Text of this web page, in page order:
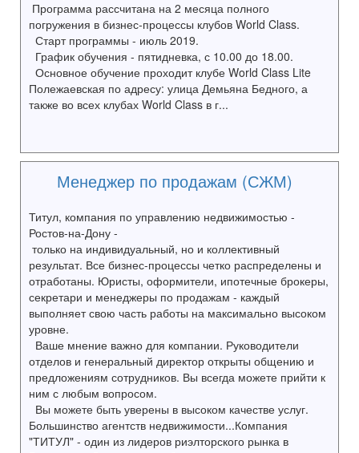
Программа рассчитана на 2 месяца полного
погружения в бизнес-процессы клубов World Class.
Старт программы - июль 2019.
График обучения - пятидневка, с 10.00 до 18.00.
Основное обучение проходит клубе World Class Lite
Полежаевская по адресу: улица Демьяна Бедного, а
также во всех клубах World Class в г...
Менеджер по продажам (СЖМ)
Титул, компания по управлению недвижимостью -
Ростов-на-Дону -
только на индивидуальный, но и коллективный
результат. Все бизнес-процессы четко распределены и
отработаны. Юристы, оформители, ипотечные брокеры,
секретари и менеджеры по продажам - каждый
выполняет свою часть работы на максимально высоком
уровне.
Ваше мнение важно для компании. Руководители
отделов и генеральный директор открыты общению и
предложениям сотрудников. Вы всегда можете прийти к
ним с любым вопросом.
Вы можете быть уверены в высоком качестве услуг.
Большинство агентств недвижимости...Компания
"ТИТУЛ" - один из лидеров риэлторского рынка в